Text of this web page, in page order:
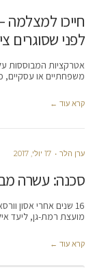
לפני שסוגרים
אטרקציות המבוססות
משפחתיים או עסקיים,
קרא עוד ←
ערן הלר 17 יולי, 2017
סכנה: עשרה
16 שנים אחרי אסון
מועצת רמת-גן, ליעד
קרא עוד ←